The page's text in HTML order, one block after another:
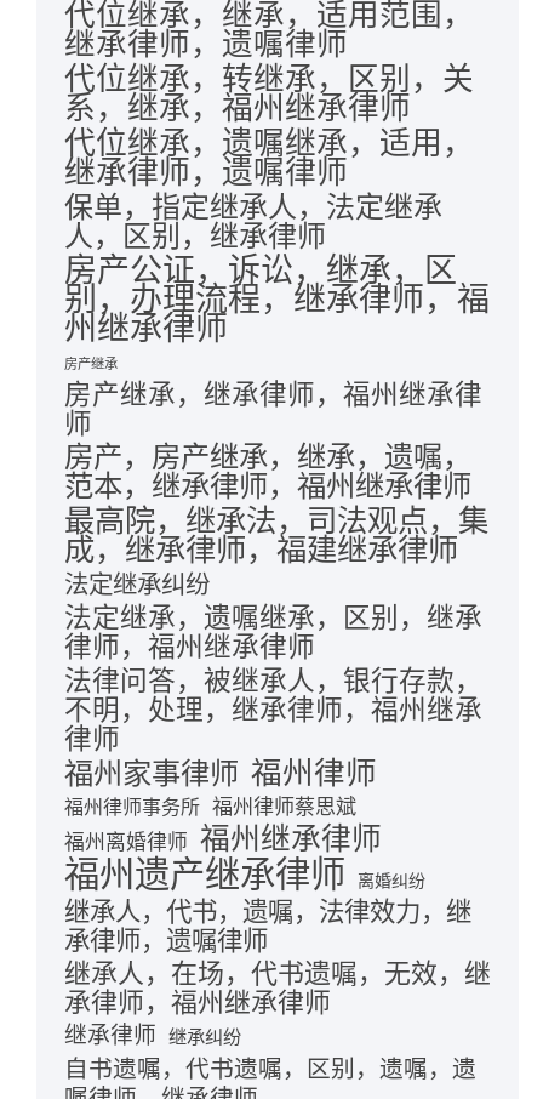
代位继承，继承，适用范围，
继承律师，遗嘱律师
代位继承，转继承，区别，关
系，继承，福州继承律师
代位继承，遗嘱继承，适用，
继承律师，遗嘱律师
保单，指定继承人，法定继承
人，区别，继承律师
房产公证，诉讼，继承，区
别，办理流程，继承律师，福
州继承律师
房产继承
房产继承，继承律师，福州继承律
师
房产，房产继承，继承，遗嘱，
范本，继承律师，福州继承律师
最高院，继承法，司法观点，集
成，继承律师，福建继承律师
法定继承纠纷
法定继承，遗嘱继承，区别，继承
律师，福州继承律师
法律问答，被继承人，银行存款，
不明，处理，继承律师，福州继承
律师
福州家事律师 福州律师
福州律师事务所 福州律师蔡思斌
福州离婚律师 福州继承律师
福州遗产继承律师 离婚纠纷
继承人，代书，遗嘱，法律效力，继
承律师，遗嘱律师
继承人，在场，代书遗嘱，无效，继
承律师，福州继承律师
继承律师 继承纠纷
自书遗嘱，代书遗嘱，区别，遗嘱，遗